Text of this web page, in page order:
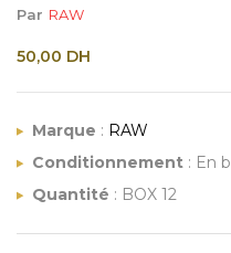
Par RAW
50,00 DH
Marque : RAW
Conditionnement : En
Quantité : BOX 12